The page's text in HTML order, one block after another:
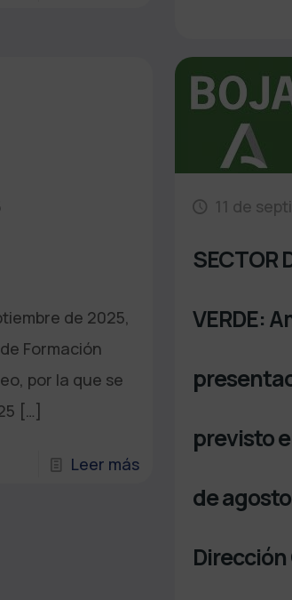
de 2025,
Formación
por la que se
[…]
Leer más
11 de
SECTOR
VERDE:
previsto
de